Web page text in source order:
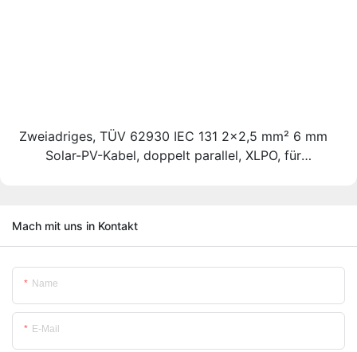
Zweiadriges, TÜV 62930 IEC 131 2x2,5 mm² 6 mm
Solar-PV-Kabel, doppelt parallel, XLPO, für
Mach mit uns in Kontakt
Name
E-Mail